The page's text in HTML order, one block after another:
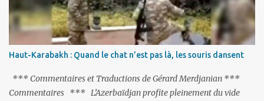
suspendue au-dessus de la tête - la fin des négociations d’adhésion
à l’UE si la peine de mort est rétablie ; Et des menaces non voilées
envers les Etats-Unis : «Si Gülen n'est pas extradé, les États-Unis
sacrifieront les relations bilatérales à cause de ce terroriste» , a
prévenu le ministre turc de la Justice, Bekir Bozdag.
Haut-Karabakh : Quand le chat n’est pas là, les souris dansent
*** Commentaires et Traductions de Gérard Merdjanian ***
Commentaires *** L’Azerbaïdjan profite pleinement du vide